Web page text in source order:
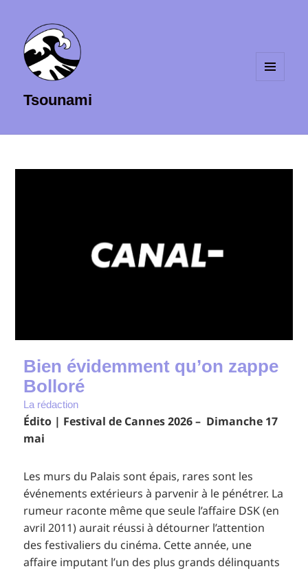
Tsounami
Bien évidemment qu’on zappe
Bolloré
La rédaction
Édito | Festival de Cannes 2026 – Dimanche 17
mai
Les murs du Palais sont épais, rares sont les
événements extérieurs à parvenir à le pénétrer. La
rumeur raconte même que seule l’affaire DSK (en
avril 2011) aurait réussi à détourner l’attention
des festivaliers du cinéma. Cette année, une
affaire imputant l’un des plus grands délinquants